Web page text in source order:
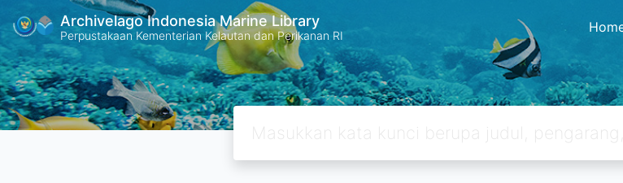
Archivelago Indonesia Marine Library
Perpustakaan Kementerian Kelautan dan Perikanan RI